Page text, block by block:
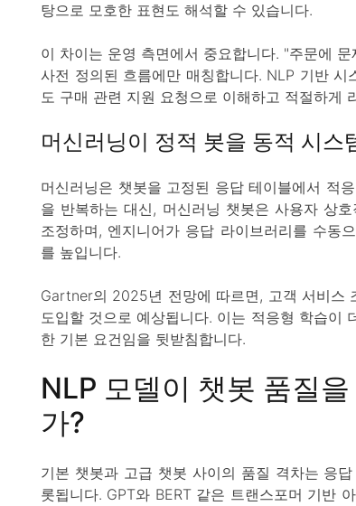
탕으로 모호한 표현도 해석할 수 있습니다.
이 차이는 운영 측면에서 중요합니다. "주문에
사전 정의된 흐름에만 매칭합니다. NLP 기반
도 구매 관련 지원 요청으로 이해하고 적절하게
머신러닝이 정적 봇을 동적 시스
머신러닝은 챗봇을 고정된 응답 테이블에서 적
을 반복하는 대신, 머신러닝 챗봇은 사용자 상
조정하며, 엔지니어가 응답 라이브러리를 수동
를 높입니다.
Gartner의 2025년 전망에 따르면, 고객 서비스
도입할 것으로 예상됩니다. 이는 적응형 학습이
한 기본 요건임을 뒷받침합니다.
NLP 모델이 챗봇 품질
가?
기본 챗봇과 고급 챗봇 사이의 품질 격차는 응
롯됩니다. GPT와 BERT 같은 트랜스포머 기반